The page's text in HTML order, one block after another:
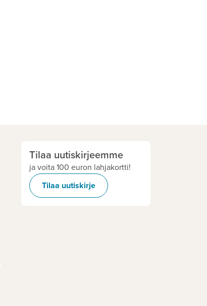
Tilaa uutiskirjeemme
ja voita 100 euron lahjakortti!
Tilaa uutiskirje